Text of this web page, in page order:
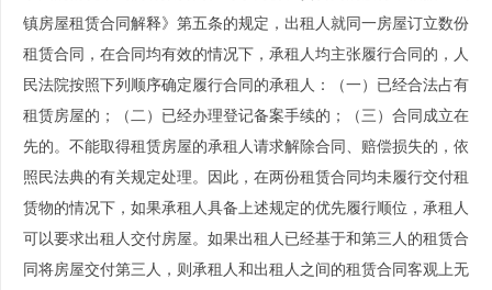
镇房屋租赁合同解释》第五条的规定，出租人就同一房屋订立数份
租赁合同，在合同均有效的情况下，承租人均主张履行合同的，人
民法院按照下列顺序确定履行合同的承租人：（一）已经合法占有
租赁房屋的；（二）已经办理登记备案手续的；（三）合同成立在
先的。不能取得租赁房屋的承租人请求解除合同、赔偿损失的，依
照民法典的有关规定处理。因此，在两份租赁合同均未履行交付租
赁物的情况下，如果承租人具备上述规定的优先履行顺位，承租人
可以要求出租人交付房屋。如果出租人已经基于和第三人的租赁合
同将房屋交付第三人，则承租人和出租人之间的租赁合同客观上无